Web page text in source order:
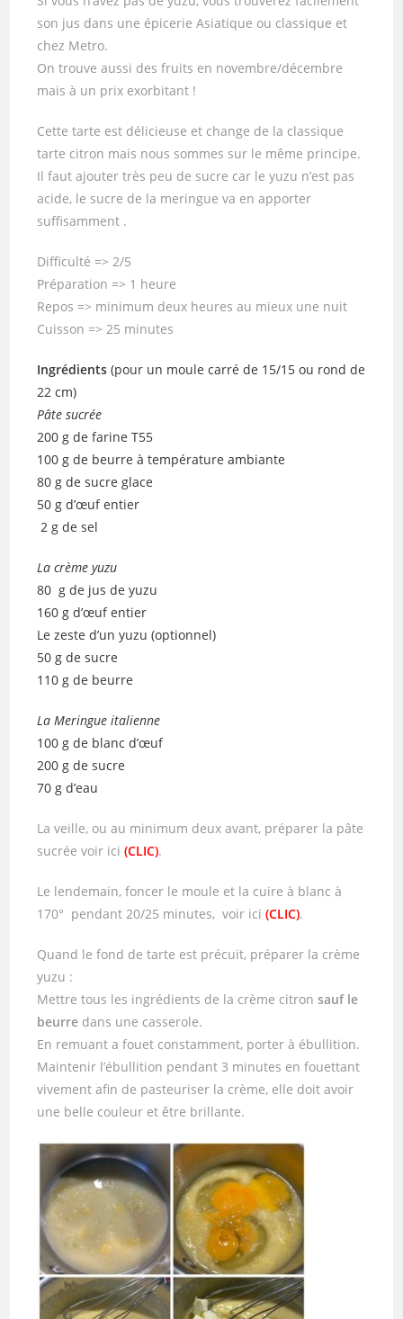
son jus dans une épicerie Asiatique ou classique et
chez Metro.
On trouve aussi des fruits en novembre/décembre
mais à un prix exorbitant !
Cette tarte est délicieuse et change de la classique
tarte citron mais nous sommes sur le même principe.
Il faut ajouter très peu de sucre car le yuzu n’est pas
acide, le sucre de la meringue va en apporter
suffisamment .
Difficulté => 2/5
Préparation => 1 heure
Repos => minimum deux heures au mieux une nuit
Cuisson => 25 minutes
Ingrédients (pour un moule carré de 15/15 ou rond de
22 cm)
Pâte sucrée
200 g de farine T55
100 g de beurre à température ambiante
80 g de sucre glace
50 g d’œuf entier
2 g de sel
La crème yuzu
80 g de jus de yuzu
160 g d’œuf entier
Le zeste d’un yuzu (optionnel)
50 g de sucre
110 g de beurre
La Meringue italienne
100 g de blanc d’œuf
200 g de sucre
70 g d’eau
La veille, ou au minimum deux avant, préparer la pâte
sucrée voir ici (CLIC).
Le lendemain, foncer le moule et la cuire à blanc à
170° pendant 20/25 minutes, voir ici (CLIC).
Quand le fond de tarte est précuit, préparer la crème
yuzu :
Mettre tous les ingrédients de la crème citronsauf le
beurre dans une casserole.
En remuant a fouet constamment, porter à ébullition.
Maintenir l’ébullition pendant 3 minutes en fouettant
vivement afin de pasteuriser la crème, elle doit avoir
une belle couleur et être brillante.